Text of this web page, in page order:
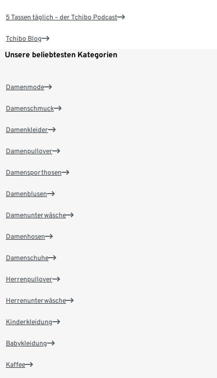
5 Tassen täglich – der Tchibo Podcast
Tchibo Blog
Unsere beliebtesten Kategorien
Damenmode
Damenschmuck
Damenkleider
Damenpullover
Damensporthosen
Damenblusen
Damenunterwäsche
Damenhosen
Damenschuhe
Herrenpullover
Herrenunterwäsche
Kinderkleidung
Babykleidung
Kaffee